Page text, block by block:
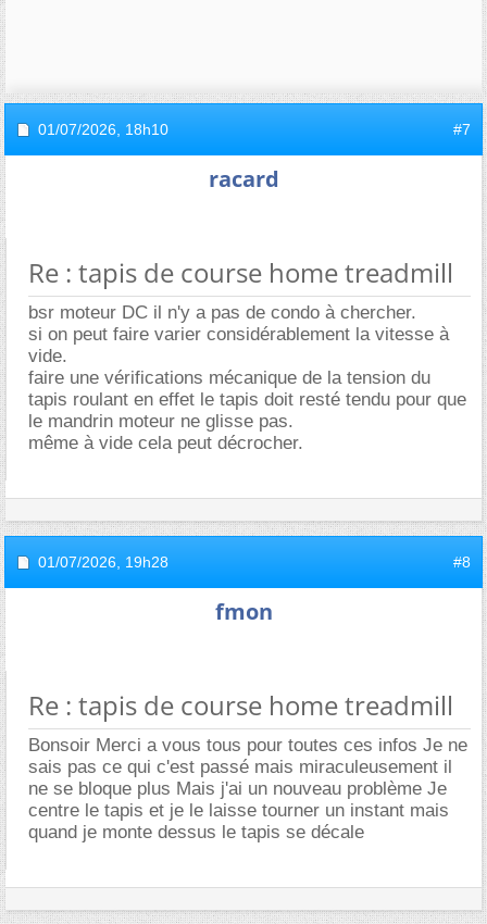
01/07/2026, 18h10 #7
racard
Re : tapis de course home treadmill
bsr moteur DC il n'y a pas de condo à chercher.
si on peut faire varier considérablement la vitesse à
vide.
faire une vérifications mécanique de la tension du
tapis roulant en effet le tapis doit resté tendu pour que
le mandrin moteur ne glisse pas.
même à vide cela peut décrocher.
01/07/2026, 19h28 #8
fmon
Re : tapis de course home treadmill
Bonsoir Merci a vous tous pour toutes ces infos Je ne
sais pas ce qui c'est passé mais miraculeusement il
ne se bloque plus Mais j'ai un nouveau problème Je
centre le tapis et je le laisse tourner un instant mais
quand je monte dessus le tapis se décale